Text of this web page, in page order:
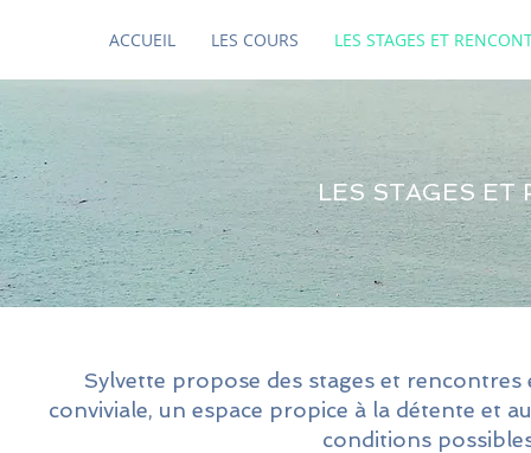
ACCUEIL LES COURS LES STAGES ET
LES STAGES ET
Sylvette propose des stages et
conviviale, un espace propice à la détente et
conditions